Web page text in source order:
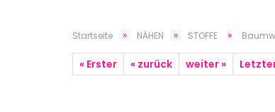
Startseite » NÄHEN » STOFFE »
« Erster « zurück weiter »